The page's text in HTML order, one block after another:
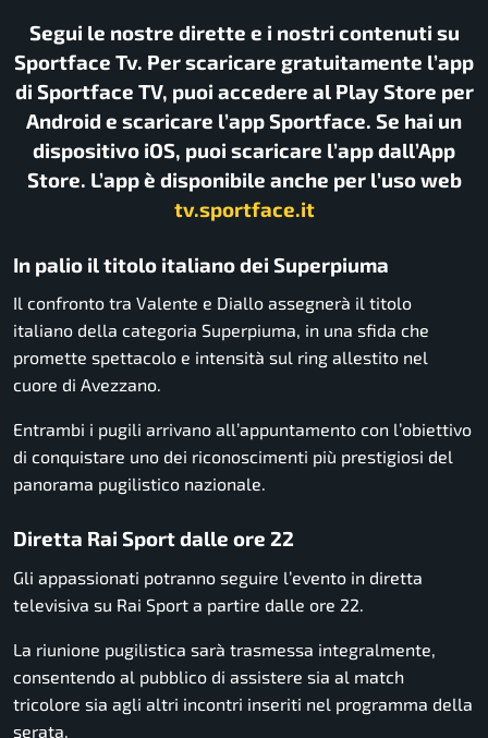
Segui le nostre dirette e i nostri contenuti su
Sportface Tv. Per scaricare gratuitamente l’app
di Sportface TV, puoi accedere al Play Store per
Android e scaricare l’app Sportface. Se hai un
dispositivo iOS, puoi scaricare l’app dall’App
Store. L’app è disponibile anche per l’uso web
tv.sportface.it
In palio il titolo italiano dei Superpiuma
Il confronto tra Valente e Diallo assegnerà il titolo
italiano della categoria Superpiuma, in una sfida che
promette spettacolo e intensità sul ring allestito nel
cuore di Avezzano.
Entrambi i pugili arrivano all’appuntamento con l’obiettivo
di conquistare uno dei riconoscimenti più prestigiosi del
panorama pugilistico nazionale.
Diretta Rai Sport dalle ore 22
Gli appassionati potranno seguire l’evento in diretta
televisiva su Rai Sport a partire dalle ore 22.
La riunione pugilistica sarà trasmessa integralmente,
consentendo al pubblico di assistere sia al match
tricolore sia agli altri incontri inseriti nel programma della
serata.